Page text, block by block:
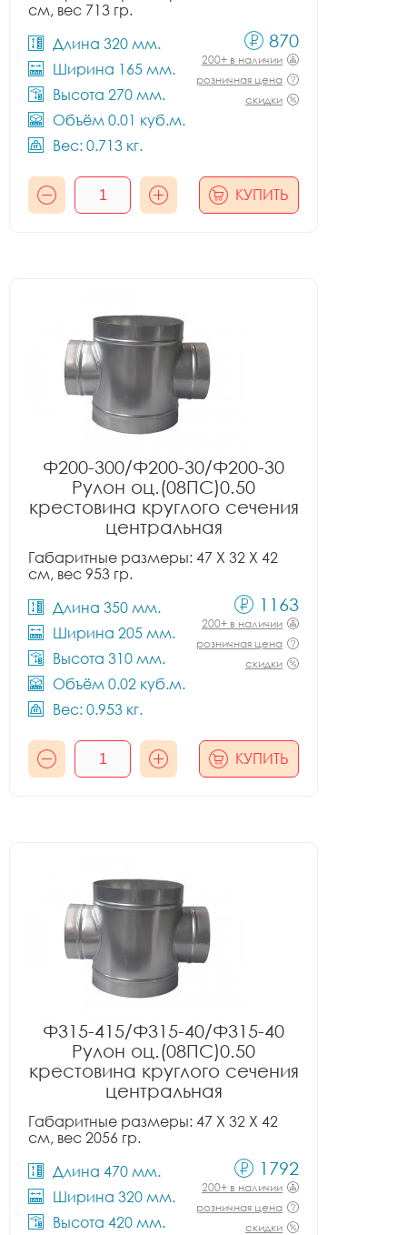
см, вес 713 гр.
Длина 320 мм.
Ширина 165 мм.
Высота 270 мм.
Объём 0.01 куб.м.
Вес: 0.713 кг.
870
200+ в наличии
розничная цена
скидки
КУПИТЬ
Ф200-300/Ф200-30/Ф200-30
Рулон оц.(08ПС)0.50
крестовина круглого сечения
центральная
Габаритные размеры: 47 X 32 X 42
см, вес 953 гр.
Длина 350 мм.
Ширина 205 мм.
Высота 310 мм.
Объём 0.02 куб.м.
Вес: 0.953 кг.
1163
200+ в наличии
розничная цена
скидки
КУПИТЬ
Ф315-415/Ф315-40/Ф315-40
Рулон оц.(08ПС)0.50
крестовина круглого сечения
центральная
Габаритные размеры: 47 X 32 X 42
см, вес 2056 гр.
Длина 470 мм.
Ширина 320 мм.
Высота 420 мм.
1792
200+ в наличии
розничная цена
скидки